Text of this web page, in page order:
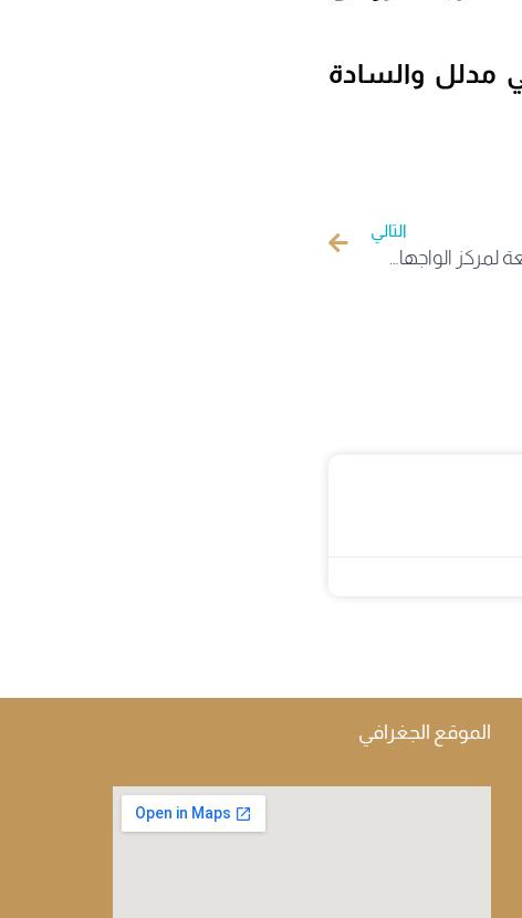
مدلل والسادة
التالي
زيارة تفقدية للسيد مدير الجامعة لمركز الواجهات الجامعية ومخبر التصنيع Fablab
الموقع الجغرافي